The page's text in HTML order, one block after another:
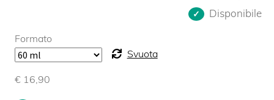
Disponibile
Formato
Svuota
€ 16,90